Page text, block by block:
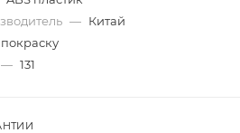
— Китай
— 131